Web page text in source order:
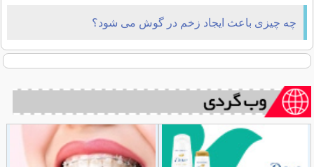
چه چیزی باعث ایجاد زخم در گوش می شود؟